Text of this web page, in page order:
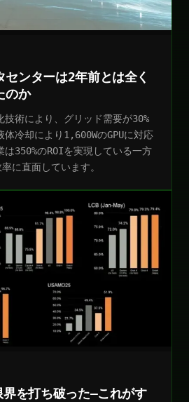
ンターは2年前とは全く
のか
術により、グリッド需要が30%
冷却により1,600WのGPUに対応
350%のROIを実現している一方
に直面しています。
を打ち破った—これがす